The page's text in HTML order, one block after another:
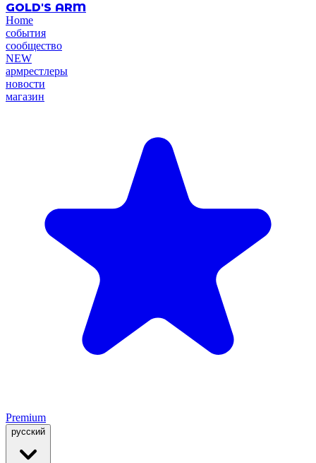
GOLD'S ARM
Home
события
сообщество
NEW
армрестлеры
новости
магазин
Premium
русский